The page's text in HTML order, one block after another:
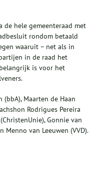
de hele gemeenteraad met
rondom betaald
waaruit – net als in
in de raad het
is voor het
(bbA), Maarten de Haan
Rodrigues Pereira
Gonnie van
Menno van Leeuwen (VVD).